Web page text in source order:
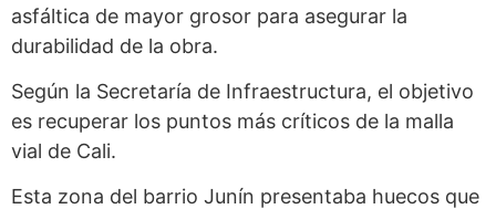
asfáltica de mayor grosor para asegurar la
durabilidad de la obra.
Según la Secretaría de Infraestructura, el objetivo
es recuperar los puntos más críticos de la malla
vial de Cali.
Esta zona del barrio Junín presentaba huecos que